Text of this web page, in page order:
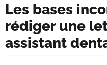
Les bases
rédiger une
assistant